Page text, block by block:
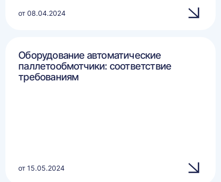
от 08.04.2024
Оборудование автоматические
паллетообмотчики: соответствие
требованиям
от 15.05.2024